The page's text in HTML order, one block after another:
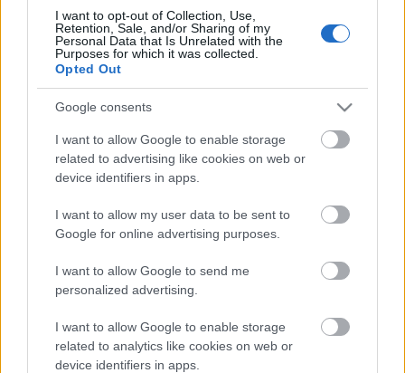
I want to opt-out of Collection, Use,
Retention, Sale, and/or Sharing of my
Personal Data that Is Unrelated with the
Purposes for which it was collected.
Opted Out
Google consents
I want to allow Google to enable storage
related to advertising like cookies on web or
device identifiers in apps.
I want to allow my user data to be sent to
Google for online advertising purposes.
I want to allow Google to send me
personalized advertising.
I want to allow Google to enable storage
related to analytics like cookies on web or
device identifiers in apps.
HIRDETÉS
Egyhetes országos ellenőrzést tart a
rendőrség a utakon
Mától jelentkezhetnek a kivitelezők a
háztartások napelemes és fűtési
rendszereit támogató pályázatra